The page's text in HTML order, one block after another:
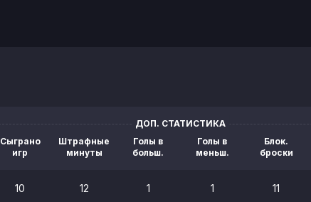
ДОП. СТАТИСТИКА
Сыграно
игр
Штрафные
минуты
Голы в
больш.
Голы в
меньш.
Блок.
броски
10 12 1 1 11